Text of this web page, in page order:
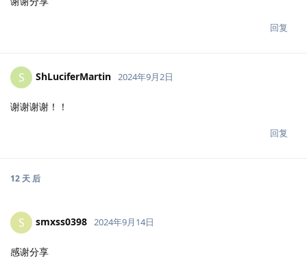
回复
S ShLuciferMartin 2024年9月2日
谢谢谢谢！！
回复
12 天 后
S smxss0398 2024年9月14日
感谢分享